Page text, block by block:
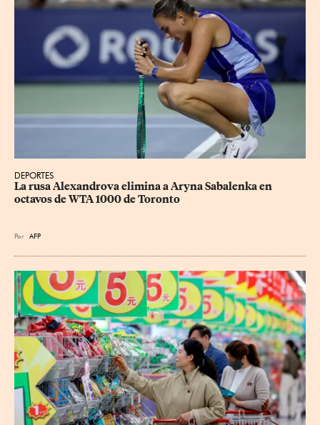
DEPORTES
La rusa Alexandrova elimina a Aryna Sabalenka en
octavos de WTA 1000 de Toronto
Por AFP